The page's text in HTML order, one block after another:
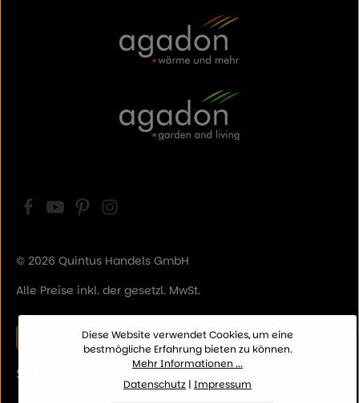
© 2026 Quintus Handels GmbH
Alle Preise inkl. der gesetzl. MwSt.
Vertrag widerrufen
SERVICE
Diese Website verwendet Cookies, um eine
bestmögliche Erfahrung bieten zu können.
Mehr Informationen ...
Datenschutz | Impressum